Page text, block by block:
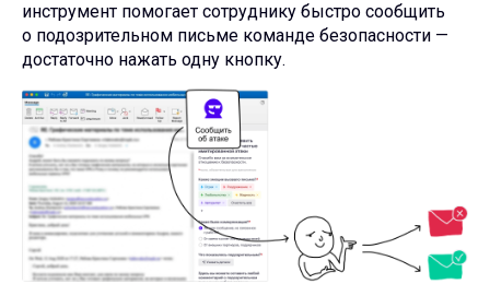
инструмент помогает сотруднику быстро сообщить
о подозрительном письме команде безопасности —
достаточно нажать одну кнопку.